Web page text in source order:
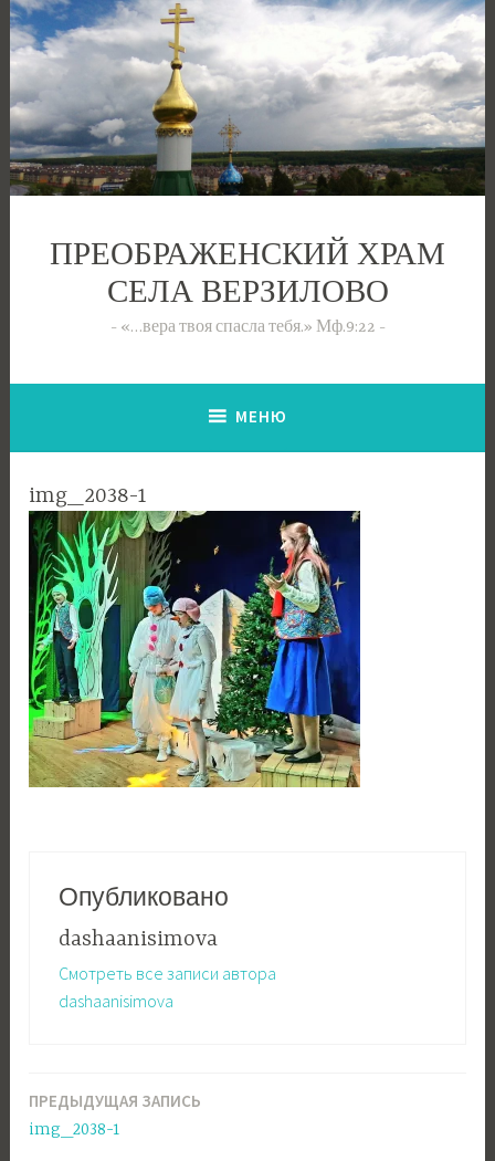
Перейти
к
содержимому
ПРЕОБРАЖЕНСКИЙ ХРАМ
СЕЛА ВЕРЗИЛОВО
«…вера твоя спасла тебя.» Мф.9:22
МЕНЮ
img_2038-1
Опубликовано
dashaanisimova
Смотреть все записи автора
dashaanisimova
Навигация
по
ПРЕДЫДУЩАЯ ЗАПИСЬ
img_2038-1